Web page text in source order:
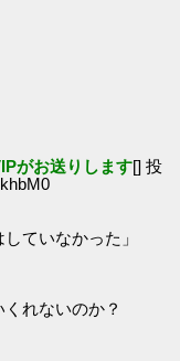
がお送りします[] 投
ていなかった」
れないのか？